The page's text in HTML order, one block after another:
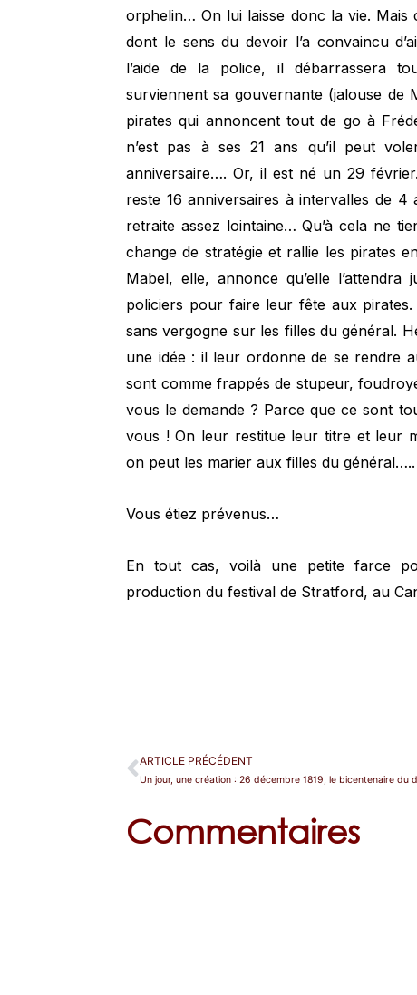
orphelin… On lui laisse donc la vie.
dont le sens du devoir l’a convaincu
l’aide de la police, il débarrassera
surviennent sa gouvernante (jalouse de
pirates qui annoncent tout de go à
n’est pas à ses 21 ans qu’il peut
anniversaire…. Or, il est né un 29
reste 16 anniversaires à intervalles de
retraite assez lointaine… Qu’à cela ne
change de stratégie et rallie les pirates
Mabel, elle, annonce qu’elle
policiers pour faire leur fête aux
sans vergogne sur les filles du général.
une idée : il leur ordonne de se rendre
sont comme frappés de stupeur,
vous le demande ? Parce que ce sont
vous ! On leur restitue leur titre et leur
on peut les marier aux filles du général…..
Vous étiez prévenus…
En tout cas, voilà une petite farce
production du festival de Stratford, au
ARTICLE PRÉCÉDENT
Commentaires